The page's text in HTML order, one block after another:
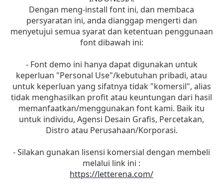
Dengan meng-install font ini, dan membaca
persyaratan ini, anda dianggap mengerti dan
menyetujui semua syarat dan ketentuan penggunaan
font dibawah ini:
- Font demo ini hanya dapat digunakan untuk
keperluan "Personal Use"/kebutuhan pribadi, atau
untuk keperluan yang sifatnya tidak "komersil", alias
tidak menghasilkan profit atau keuntungan dari hasil
memanfaatkan/menggunakan font kami. Baik itu
untuk individu, Agensi Desain Grafis, Percetakan,
Distro atau Perusahaan/Korporasi.
- Silakan gunakan lisensi komersial dengan membeli
melalui link ini :
https://letterena.com/